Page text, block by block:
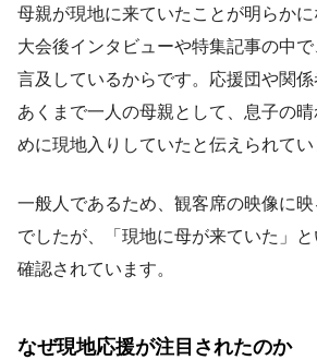
母親が現地に来ていたことが明らか
大会後インタビューや特集記事の中
言及しているからです。応援団や関係
あくまで一人の母親として、息子の
めに現地入りしていたと伝えられてい
一般人であるため、観客席の映像に
でしたが、「現地に母が来ていた」
確認されています。
なぜ現地応援が注目されたのか